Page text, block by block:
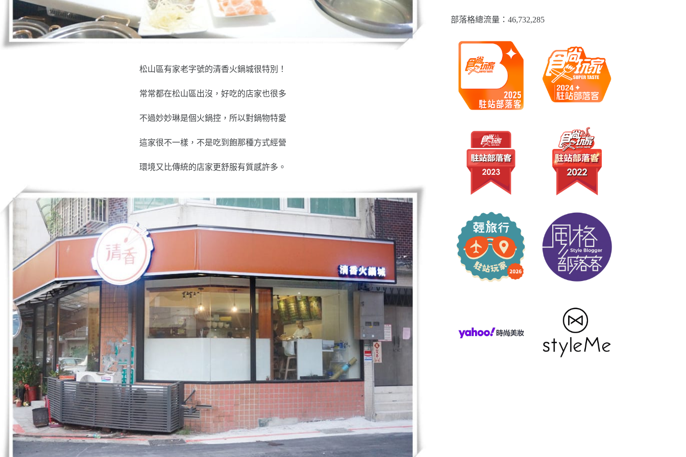
松山區有家老字號的清香火鍋城很特別！
常常都在松山區出沒，好吃的店家也很多
不過妙妙琳是個火鍋控，所以對鍋物特愛
這家很不一樣，不是吃到飽那種方式經營
環境又比傳統的店家更舒服有質感許多。
部落格總流量：​46,732,285